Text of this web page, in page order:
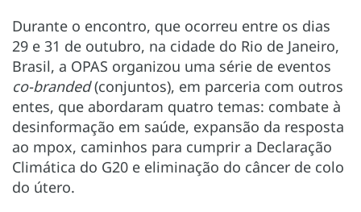
Durante o encontro, que ocorreu entre os dias
29 e 31 de outubro, na cidade do Rio de Janeiro,
Brasil, a OPAS organizou uma série de eventos
co-branded(conjuntos), em parceria com outros
entes, que abordaram quatro temas: combate à
desinformação em saúde, expansão da resposta
ao mpox, caminhos para cumprir a Declaração
Climática do G20 e eliminação do câncer de colo
do útero.